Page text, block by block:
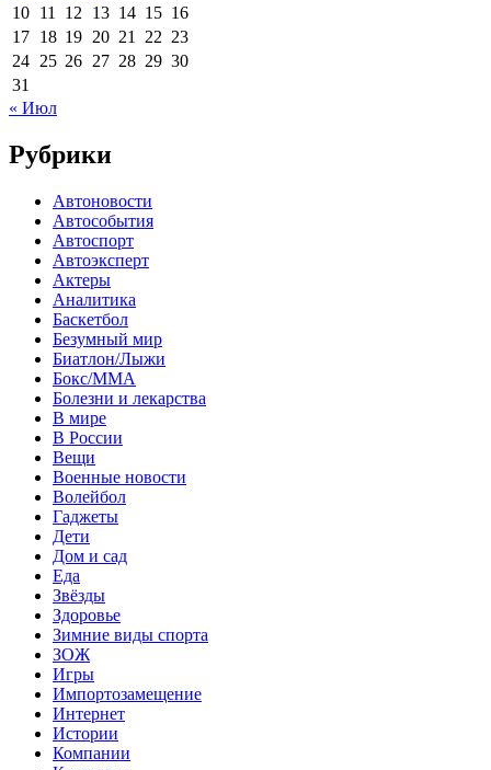
10 11 12 13 14 15 16
17 18 19 20 21 22 23
24 25 26 27 28 29 30
31
« Июл
Рубрики
Автоновости
Автособытия
Автоспорт
Автоэксперт
Актеры
Аналитика
Баскетбол
Безумный мир
Биатлон/Лыжи
Бокс/MMA
Болезни и лекарства
В мире
В России
Вещи
Военные новости
Волейбол
Гаджеты
Дети
Дом и сад
Еда
Звёзды
Здоровье
Зимние виды спорта
ЗОЖ
Игры
Импортозамещение
Интернет
Истории
Компании